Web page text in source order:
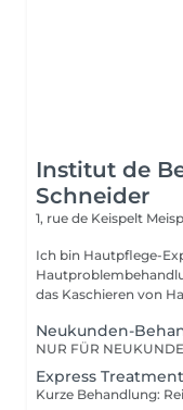
Institut de
Schneider
1, rue de Keispelt
Ich bin Hautpflege-
Hautproblembehandlung. Stecken Sie nicht mehr
das Kaschieren von
Neukunden-
Express Treatment